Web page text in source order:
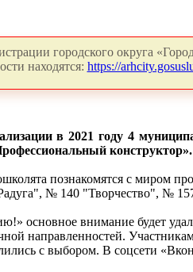
городского округа
находятся: https://
в 2021 году 4
конструктор».
познакомятся с миром
№ 140 "Творчество", №
основное внимание будет
направленностей.
с выбором. В соцсети